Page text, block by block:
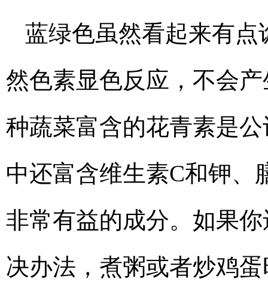
蓝绿色虽然看起来有
然色素显色反应，不会
种蔬菜富含的花青素是
中还富含维生素C和钾、
非常有益的成分。如果
决办法，煮粥或者炒鸡